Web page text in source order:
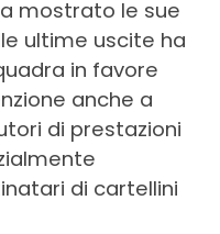
mostrato le sue
ultime uscite ha
in favore
anche a
di prestazioni
di cartellini